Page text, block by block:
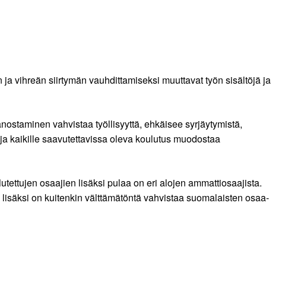
vihreän siirtymän vauhdittamiseksi muuttavat työn sisältöjä ja
vahvistaa työllisyyttä, ehkäisee syrjäytymistä,
kaikille saavutettavissa oleva koulutus muodostaa
osaajien lisäksi pulaa on eri alojen ammattiosaajista.
on kuitenkin välttämätöntä vahvistaa suomalaisten osaa­